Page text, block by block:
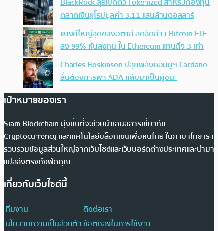
ตลาดเงินยุโรปมูลค่า 3.11 แสนล้านดอลลาร์
แบงก์ใหญ่สุดของอิตาลี ลดสัดส่วน Bitcoin ETF
ลง 99% หันลงทุน ใน Ethereum แทนถึง 3 เท่า
Charles Hoskinson ปลุกพลังคอมมูฯ Cardano
ลั่นต้องการพา ADA กลับมาเป็นผู้ชนะ
เป้าหมายของเรา
Siam Blockchain มุ่งมั่นที่จะช่วยนำเสนอสารเกี่ยวกับ
Cryptocurrency และเทคโนโลยีบล็อกเชนเพื่อคนไทย ในภาษาไทย เรา
รวบรวมข้อมูลส่วนใหญ่จากเว็บไซต์และเว็บบอร์ดต่างประเทศและนำมา
แปลส่งตรงถึงฟีดคุณ
เกี่ยวกับเว็บไซต์นี้
ทีมงาน
ติดต่อเรา
นโยบายความเป็นส่วนตัวข้อตกลงในการใช้งาน